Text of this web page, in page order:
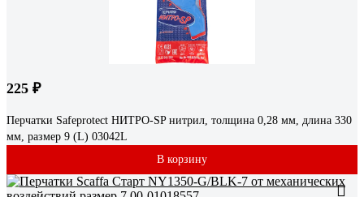
225 ₽
Перчатки Safeprotect НИТРО-SP нитрил, толщина 0,28 мм, длина 330
мм, размер 9 (L) 03042L
В корзину